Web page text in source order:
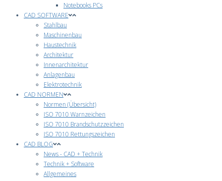
Notebooks PCs
CAD SOFTWARE
Stahlbau
Maschinenbau
Haustechnik
Architektur
Innenarchitektur
Anlagenbau
Elektrotechnik
CAD NORMEN
Normen (Übersicht)
ISO 7010 Warnzeichen
ISO 7010 Brandschutzzeichen
ISO 7010 Rettungszeichen
CAD BLOG
News - CAD + Technik
Technik + Software
Allgemeines